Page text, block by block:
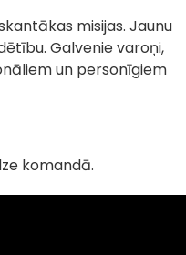
misijas. Jaunu
Galvenie varoņi,
un personīgiem
komandā.